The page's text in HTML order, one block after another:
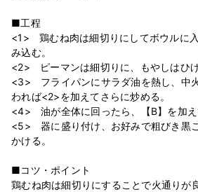
■工程
<1> 鶏むね肉は細切りにしてボウルに
み込む。
<2> ピーマンは細切りに、もやしはひげ
<3> フライパンにサラダ油を熱し、中
われば<2>を加えてさらに炒める。
<4> 油が全体に回ったら、【B】を加え
<5> 器に盛り付け、お好みで粗びき黒
かける。
■コツ・ポイント
鶏むね肉は細切りにすることで火通りが